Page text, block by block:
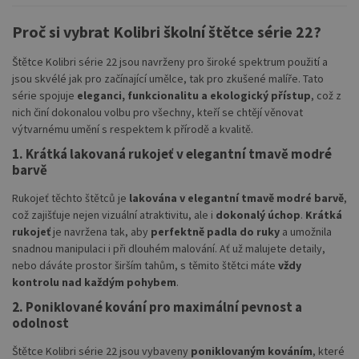
Proč si vybrat Kolibri školní štětce série 22?
Štětce Kolibri série 22 jsou navrženy pro široké spektrum použití a
jsou skvélé jak pro začínající umělce, tak pro zkušené malíře. Tato
série spojuje eleganci, funkcionalitu a ekologický přístup, což z
nich činí dokonalou volbu pro všechny, kteří se chtějí věnovat
výtvarnému umění s respektem k přírodě a kvalitě.
1. Krátká lakovaná rukojeť v elegantní tmavě modré
barvě
Rukojeť těchto štětců je lakována v elegantní tmavě modré barvě,
což zajišťuje nejen vizuální atraktivitu, ale i dokonalý úchop. Krátká
rukojeť je navržena tak, aby perfektně padla do ruky a umožnila
snadnou manipulaci i při dlouhém malování. Ať už malujete detaily,
nebo dáváte prostor širším tahům, s těmito štětci máte vždy
kontrolu nad každým pohybem.
2. Poniklované kování pro maximální pevnost a
odolnost
Štětce Kolibri série 22 jsou vybaveny poniklovaným kováním, které